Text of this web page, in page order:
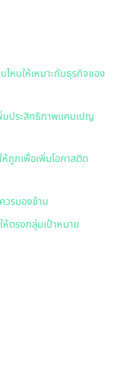
หนให้เหมาะกับธุรกิจของ
มประสิทธิภาพแคมเปญ
ห้ถูกเพื่อเพิ่มโอกาสติด
วรมองข้าม
ห้ตรงกลุ่มเป้าหมาย